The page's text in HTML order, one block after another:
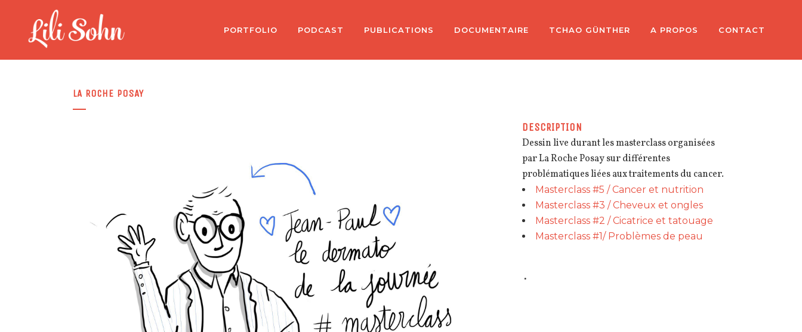
PORTFOLIO PODCAST PUBLICATIONS DOCUMENTAIRE TCHAO GÜNTHER A PROPOS CONTACT
LA ROCHE POSAY
DESCRIPTION
Dessin live durant les masterclass organisées
par La Roche Posay sur différentes
problématiques liées aux traitements du cancer.
Masterclass #5 / Cancer et nutrition
Masterclass #3 / Cheveux et ongles
Masterclass #2 / Cicatrice et tatouage
Masterclass #1/ Problèmes de peau